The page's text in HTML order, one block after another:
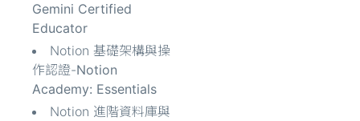
Gemini Certified
Educator
Notion 基礎架構與操
作認證-Notion
Academy: Essentials
Notion 進階資料庫與